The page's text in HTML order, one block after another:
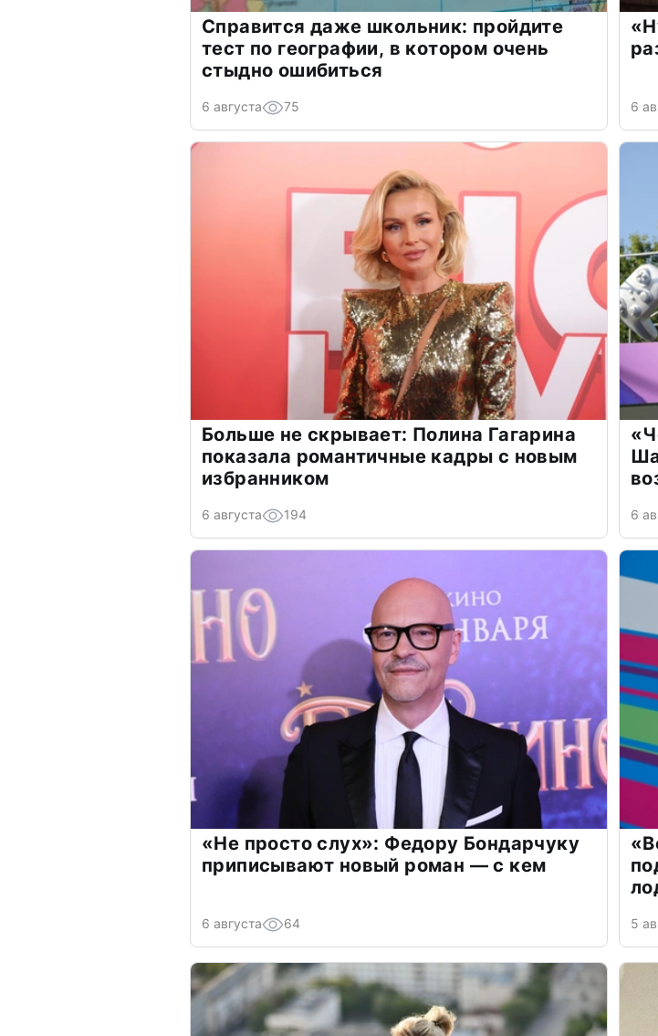
Справится даже школьник: пройдите
тест по географии, в котором очень
стыдно ошибиться
6 августа 75 6
Больше не скрывает: Полина Гагарина
показала романтичные кадры с новым
избранником
6 августа 194 6
«Не просто слух»: Федору Бондарчуку
приписывают новый роман — с кем
6 августа 64 5